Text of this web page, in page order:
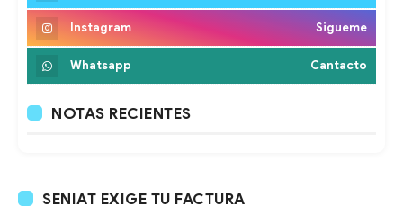
Instagram Sigueme
Whatsapp Cantacto
NOTAS RECIENTES
SENIAT EXIGE TU FACTURA